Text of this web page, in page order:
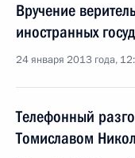
Вручение
иностранных
24 января 2013 года,
Телефонный
Томиславом